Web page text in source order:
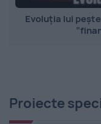
Evoluția lui
Proiecte